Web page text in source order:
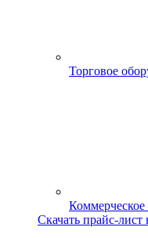
Торговое
Скачать прайс-лист